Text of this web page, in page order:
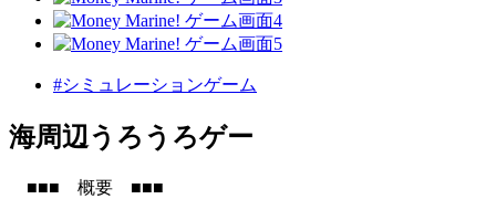
#シミュレーションゲーム
海周辺うろうろゲー
■■■ 概要 ■■■